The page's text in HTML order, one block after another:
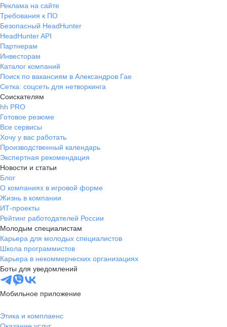
Реклама на сайте
Требования к ПО
Безопасный HeadHunter
HeadHunter API
Партнерам
Инвесторам
Каталог компаний
Поиск по вакансиям в Александров Гае
Сетка: соцсеть для нетворкинга
Соискателям
hh PRO
Готовое резюме
Все сервисы
Хочу у вас работать
Производственный календарь
Экспертная рекомендация
Новости и статьи
Блог
О компаниях в игровой форме
Жизнь в компании
ИТ-проекты
Рейтинг работодателей России
Молодым специалистам
Карьера для молодых специалистов
Школа программистов
Карьера в некоммерческих организациях
Боты для уведомлений
Мобильное приложение
Этика и комплаенс